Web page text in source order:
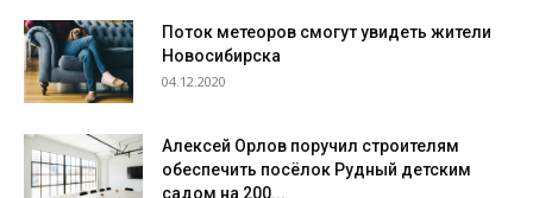
Поток метеоров смогут увидеть жители
Новосибирска
04.12.2020
Алексей Орлов поручил строителям
обеспечить посёлок Рудный детским
садом на 200...